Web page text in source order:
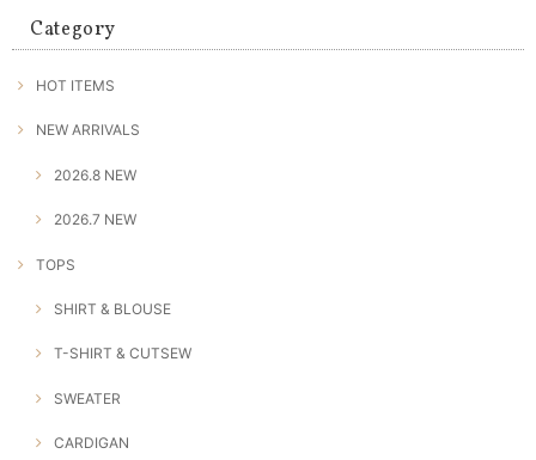
Category
HOT ITEMS
NEW ARRIVALS
2026.8 NEW
2026.7 NEW
TOPS
SHIRT & BLOUSE
T-SHIRT & CUTSEW
SWEATER
CARDIGAN